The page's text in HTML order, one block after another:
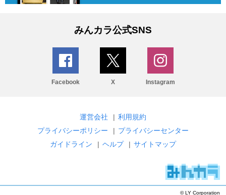
みんカラ公式SNS
Facebook X Instagram
運営会社 | 利用規約
プライバシーポリシー
| プライバシーセンター
ガイドライン
| ヘルプ | サイトマップ
© LY Corporation